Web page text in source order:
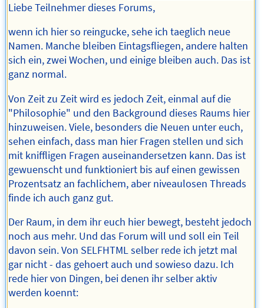
Liebe Teilnehmer dieses Forums,
wenn ich hier so reingucke, sehe ich taeglich neue
Namen. Manche bleiben Eintagsfliegen, andere halten
sich ein, zwei Wochen, und einige bleiben auch. Das ist
ganz normal.
Von Zeit zu Zeit wird es jedoch Zeit, einmal auf die
"Philosophie" und den Background dieses Raums hier
hinzuweisen. Viele, besonders die Neuen unter euch,
sehen einfach, dass man hier Fragen stellen und sich
mit kniffligen Fragen auseinandersetzen kann. Das ist
gewuenscht und funktioniert bis auf einen gewissen
Prozentsatz an fachlichem, aber niveaulosen Threads
finde ich auch ganz gut.
Der Raum, in dem ihr euch hier bewegt, besteht jedoch
noch aus mehr. Und das Forum will und soll ein Teil
davon sein. Von SELFHTML selber rede ich jetzt mal
gar nicht - das gehoert auch und sowieso dazu. Ich
rede hier von Dingen, bei denen ihr selber aktiv
werden koennt: